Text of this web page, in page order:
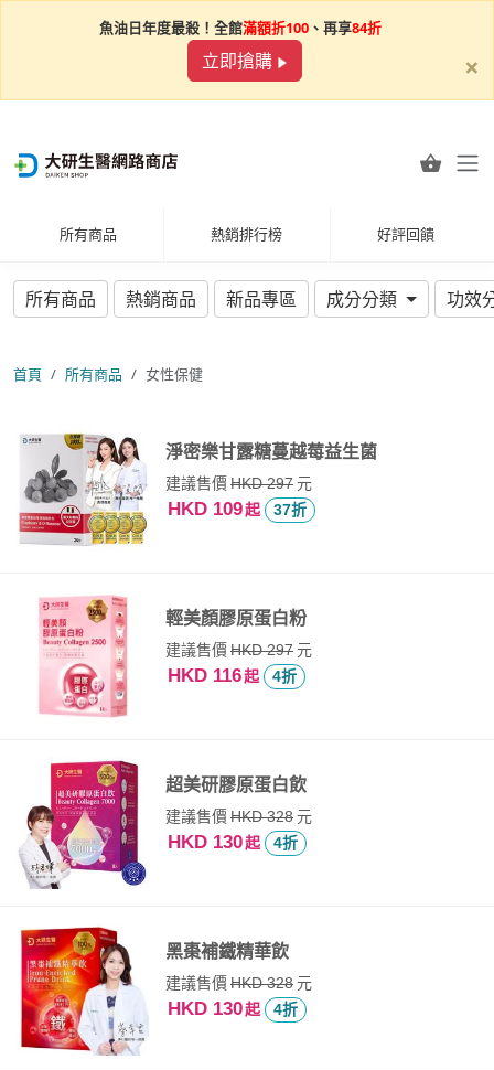
魚油日年度最殺！全館滿額折100 、再享84折
立即搶購 ×
所有商品 熱銷排行榜 好評回饋
所有商品 熱銷商品 新品專區 成分分類 功效
首頁 所有商品 女性保健
淨密樂甘露糖蔓越莓益生菌
建議售價HKD 297元
HKD 109起 37折
輕美顏膠原蛋白粉
建議售價HKD 297元
HKD 116起 4折
超美研膠原蛋白飲
建議售價HKD 328元
HKD 130起 4折
黑棗補鐵精華飲
建議售價HKD 328元
HKD 130起 4折